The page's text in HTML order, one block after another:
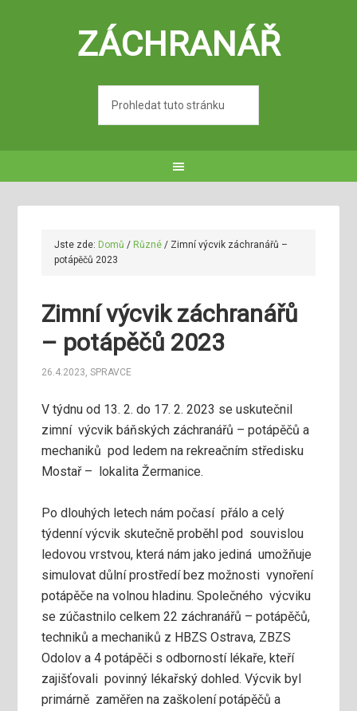
ZÁCHRANÁŘ
Jste zde: Domů / Různé / Zimní výcvik záchranářů –
potápěčů 2023
Zimní výcvik záchranářů
– potápěčů 2023
26.4.2023,SPRAVCE
V týdnu od 13. 2. do 17. 2. 2023 se uskutečnil
zimní výcvik báňských záchranářů – potápěčů a
mechaniků pod ledem na rekreačním středisku
Mostař – lokalita Žermanice.
Po dlouhých letech nám počasí přálo a celý
týdenní výcvik skutečně proběhl pod souvislou
ledovou vrstvou, která nám jako jediná umožňuje
simulovat důlní prostředí bez možnosti vynoření
potápěče na volnou hladinu. Společného výcviku
se zúčastnilo celkem 22 záchranářů – potápěčů,
techniků a mechaniků z HBZS Ostrava, ZBZS
Odolov a 4 potápěči s odborností lékaře, kteří
zajišťovali povinný lékařský dohled. Výcvik byl
primárně zaměřen na zaškolení potápěčů a